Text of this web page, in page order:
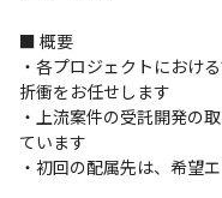
■ 概要
・各プロジェクトにおけ
折衝をお任せします
・上流案件の受託開発の
ています
・初回の配属先は、希望